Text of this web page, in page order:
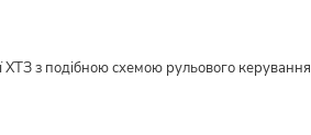
ХТЗ з подібною схемою рульового керування